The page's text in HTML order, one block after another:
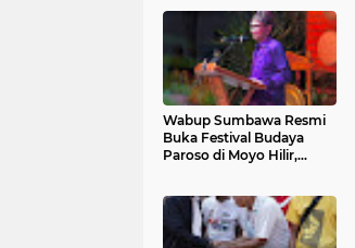
Wabup Sumbawa Resmi
Buka Festival Budaya
Paroso di Moyo Hilir,
hingga